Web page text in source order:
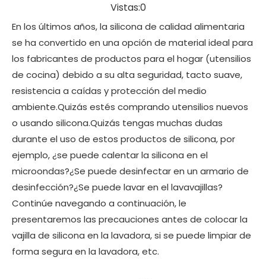
Vistas:0
En los últimos años, la silicona de calidad alimentaria
se ha convertido en una opción de material ideal para
los fabricantes de productos para el hogar (utensilios
de cocina) debido a su alta seguridad, tacto suave,
resistencia a caídas y protección del medio
ambiente.Quizás estés comprando utensilios nuevos
o usando silicona.Quizás tengas muchas dudas
durante el uso de estos productos de silicona, por
ejemplo, ¿se puede calentar la silicona en el
microondas?¿Se puede desinfectar en un armario de
desinfección?¿Se puede lavar en el lavavajillas?
Continúe navegando a continuación, le
presentaremos las precauciones antes de colocar la
vajilla de silicona en la lavadora, si se puede limpiar de
forma segura en la lavadora, etc.